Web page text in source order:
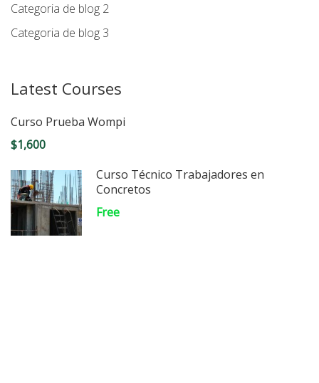
Categoria de blog 2
Categoria de blog 3
Latest Courses
Curso Prueba Wompi
$1,600
Curso Técnico Trabajadores en
Concretos
Free